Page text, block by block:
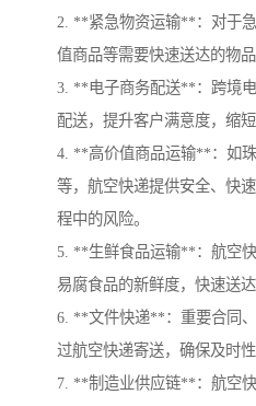
2. **紧急物资运输**：对于
值商品等需要快速送达的物
3. **电子商务配送**：跨境
配送，提升客户满意度，缩短
4. **高价值商品运输**：如
等，航空快递提供安全、快
程中的风险。
5. **生鲜食品运输**：航空
易腐食品的新鲜度，快速送达
6. **文件快递**：重要合同
过航空快递寄送，确保及时性
7. **制造业供应链**：航空